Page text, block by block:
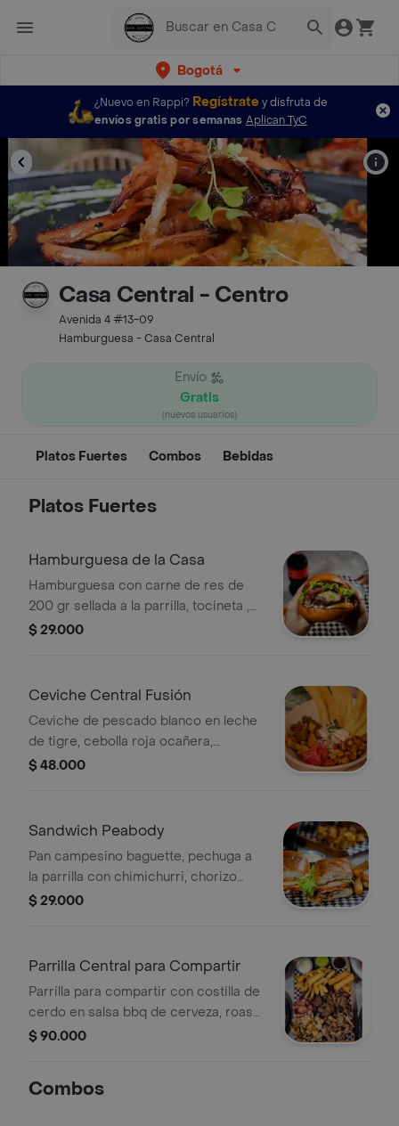
Bogotá
¿Nuevo en Rappi? Regístratey disfruta de
envíos gratis por semanas Aplican TyC
Casa Central - Centro
Avenida 4 #13-09
Hamburguesa - Casa Central
Envío
Gratis
(nuevos usuarios)
Platos Fuertes Combos Bebidas
Platos Fuertes
Hamburguesa de la Casa
Hamburguesa con carne de res de
200 gr sellada a la parrilla, tocineta ,
queso, vegetales de temporada, pan
$ 29.000
Ceviche Central Fusión
Ceviche de pescado blanco en leche
de tigre, cebolla roja ocañera,
chicharrón de cerdo, maduro, chips
$ 48.000
Sandwich Peabody
Pan campesino baguette, pechuga a
la parrilla con chimichurri, chorizo
español, jamón de pavo, queso gouda,
acompañado de papas cascos
$ 29.000
Parrilla Central para Compartir
Parrilla para compartir con costilla de
cerdo en salsa bbq de cerveza, roast
beef, pechuga a la parrilla, chorizo
$ 90.000
Combos